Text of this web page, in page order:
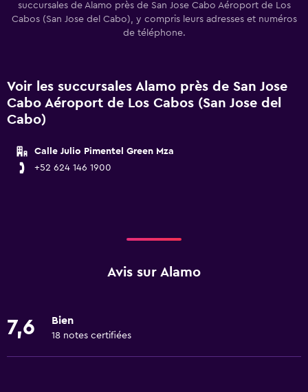
succursales de Alamo près de San Jose Cabo Aéroport de Los
Cabos (San Jose del Cabo), y compris leurs adresses et numéros
de téléphone.
Voir les succursales Alamo près de San Jose
Cabo Aéroport de Los Cabos (San Jose del
Cabo)
Calle Julio Pimentel Green Mza
+52 624 146 1900
Avis sur Alamo
7,6 Bien
18 notes certifiées